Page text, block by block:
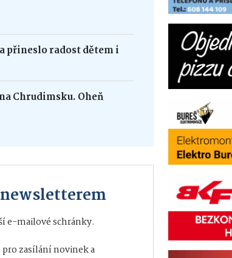
přineslo radost dětem i
Chrudimsku. Oheň
e-mailové schránky.
pro zasílání novinek a